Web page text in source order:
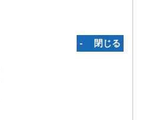
‐ 閉じる